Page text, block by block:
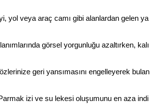
yol veya araç camı gibi alanlardan gelen ya
görsel yorgunluğu azaltırken, kalı
geri yansımasını engelleyerek bulan
izi ve su lekesi oluşumunu en aza indi